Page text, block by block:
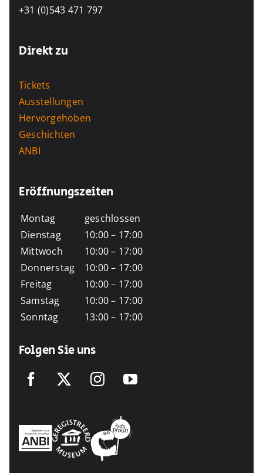
+31 (0)543 471 797
Direkt zu
Tickets
Ausstellungen
Hervorgehoben
Geschichten
ANBI
Eröffnungszeiten
Montag
Dienstag
Mittwoch
Donnerstag
Freitag
Samstag
Sonntag
geschlossen
10:00 – 17:00
10:00 – 17:00
10:00 – 17:00
10:00 – 17:00
10:00 – 17:00
13:00 – 17:00
Folgen Sie uns